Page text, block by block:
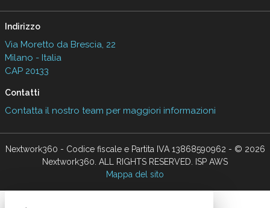
Indirizzo
Via Moretto da Brescia, 22
Milano - Italia
CAP 20133
Contatti
Contatta il nostro team per maggiori informazioni
Nextwork360 - Codice fiscale e Partita IVA 13868590962 - © 2026
Nextwork360. ALL RIGHTS RESERVED. ISP AWS
Mappa del sito